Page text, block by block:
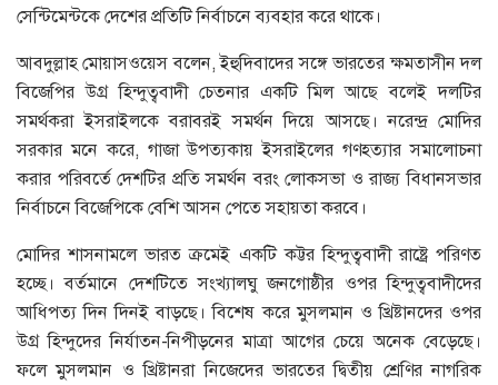
সেন্টিমেন্টকে দেশের প্রতিটি নির্বাচনে ব্যবহার করে থাকে।
আবদুল্লাহ মোয়াসওয়েস বলেন, ইহুদিবাদের সঙ্গে ভারতের ক্ষমতাসীন দল
বিজেপির উগ্র হিন্দুত্ববাদী চেতনার একটি মিল আছে বলেই দলটির
সমর্থকরা ইসরাইলকে বরাবরই সমর্থন দিয়ে আসছে। নরেন্দ্র মোদির
সরকার মনে করে, গাজা উপত্যকায় ইসরাইলের গণহত্যার সমালোচনা
করার পরিবর্তে দেশটির প্রতি সমর্থন বরং লোকসভা ও রাজ্য বিধানসভার
নির্বাচনে বিজেপিকে বেশি আসন পেতে সহায়তা করবে।
মোদির শাসনামলে ভারত ক্রমেই একটি কট্টর হিন্দুত্ববাদী রাষ্ট্রে পরিণত
হচ্ছে। বর্তমানে দেশটিতে সংখ্যালঘু জনগোষ্ঠীর ওপর হিন্দুত্ববাদীদের
আধিপত্য দিন দিনই বাড়ছে। বিশেষ করে মুসলমান ও খ্রিষ্টানদের ওপর
উগ্র হিন্দুদের নির্যাতন-নিপীড়নের মাত্রা আগের চেয়ে অনেক বেড়েছে।
ফলে মুসলমান ও খ্রিষ্টানরা নিজেদের ভারতের দ্বিতীয় শ্রেণির নাগরিক